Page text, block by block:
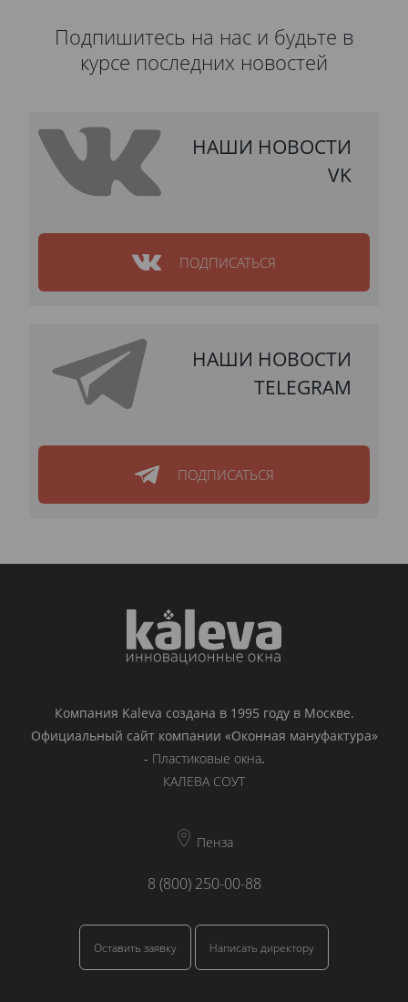
Подпишитесь на нас и будьте в
курсе последних новостей
НАШИ НОВОСТИ
VK
ПОДПИСАТЬСЯ
НАШИ НОВОСТИ
TELEGRAM
ПОДПИСАТЬСЯ
Компания Kaleva создана в 1995 году в Москве.
Официальный сайт компании «Оконная мануфактура»
- Пластиковые окна.
КАЛЕВА СОУТ
Пенза
8 (800) 250-00-88
Оставить заявку Написать директору